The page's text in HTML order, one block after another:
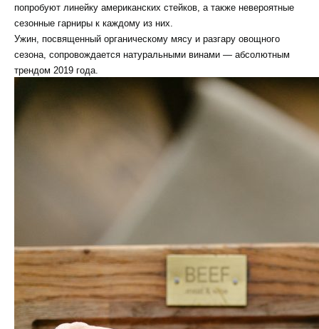
попробуют линейку американских стейков, а также невероятные
сезонные гарниры к каждому из них.
Ужин, посвященный органическому мясу и разгару овощного
сезона, сопровождается натуральными винами — абсолютным
трендом 2019 года.